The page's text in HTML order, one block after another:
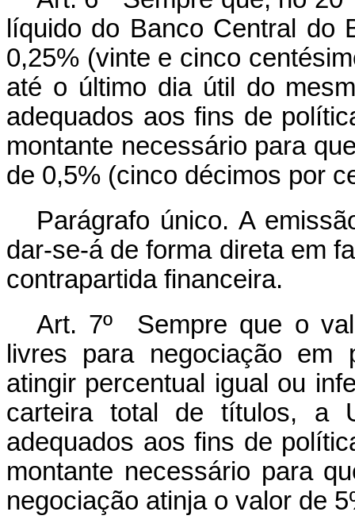
líquido do Banco Central do
0,25% (vinte e cinco
até o último dia útil do
adequados aos fins de
montante necessário para
de 0,5% (cinco décimos por
Parágrafo único. A
dar-se-á de forma direta em
contrapartida financeira.
Art. 7º Sempre que o
livres para negociação
atingir percentual igual ou
carteira total de títulos, a
adequados aos fins de
montante necessário para
negociação atinja o valor de